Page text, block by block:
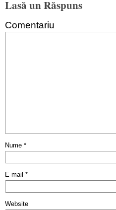
Lasă un Răspuns
Comentariu
Nume *
E-mail *
Website